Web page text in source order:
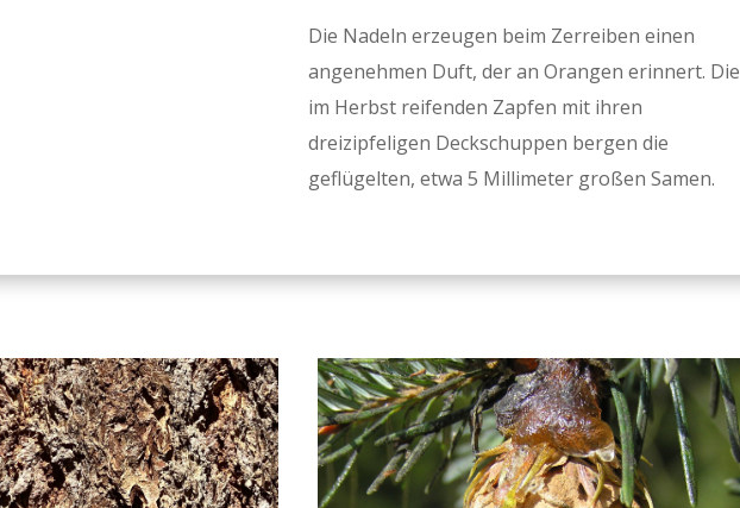
Die Nadeln erzeugen beim Zerreiben einen
angenehmen Duft, der an Orangen erinnert. Die
im Herbst reifenden Zapfen mit ihren
dreizipfeligen Deckschuppen bergen die
geflügelten, etwa 5 Millimeter großen Samen.